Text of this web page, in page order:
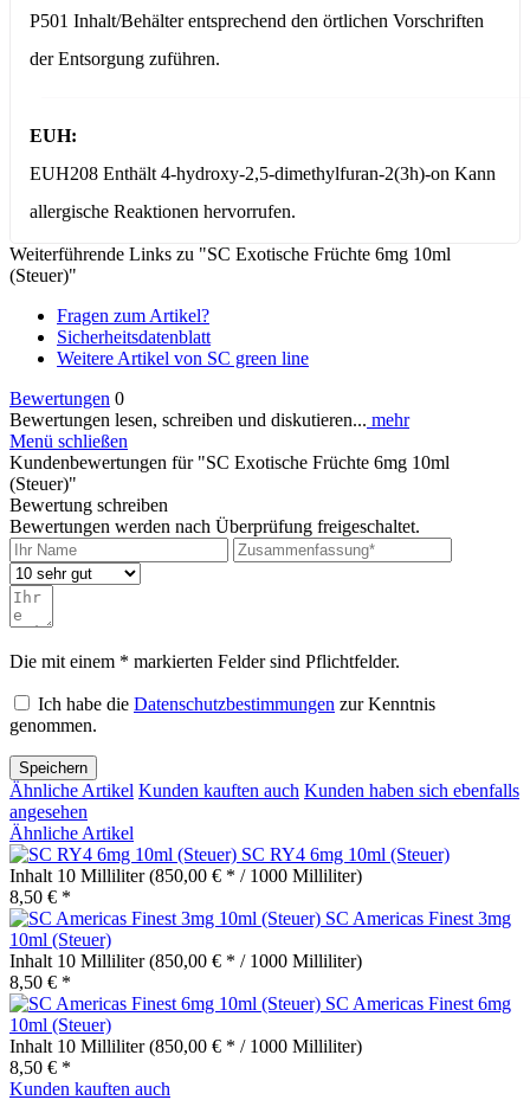
P501 Inhalt/Behälter entsprechend den örtlichen Vorschriften
der Entsorgung zuführen.
EUH:
EUH208 Enthält 4-hydroxy-2,5-dimethylfuran-2(3h)-on Kann
allergische Reaktionen hervorrufen.
Weiterführende Links zu "SC Exotische Früchte 6mg 10ml
(Steuer)"
Fragen zum Artikel?
Sicherheitsdatenblatt
Weitere Artikel von SC green line
Bewertungen 0
Bewertungen lesen, schreiben und diskutieren... mehr
Menü schließen
Kundenbewertungen für "SC Exotische Früchte 6mg 10ml
(Steuer)"
Bewertung schreiben
Bewertungen werden nach Überprüfung freigeschaltet.
Die mit einem * markierten Felder sind Pflichtfelder.
Ich habe die Datenschutzbestimmungen zur Kenntnis
genommen.
Speichern
Ähnliche Artikel Kunden kauften auch Kunden haben sich ebenfalls
angesehen
Ähnliche Artikel
SC RY4 6mg 10ml (Steuer)
Inhalt 10 Milliliter(850,00 € * / 1000 Milliliter)
8,50 € *
SC Americas Finest 3mg
10ml (Steuer)
Inhalt 10 Milliliter(850,00 € * / 1000 Milliliter)
8,50 € *
SC Americas Finest 6mg
10ml (Steuer)
Inhalt 10 Milliliter(850,00 € * / 1000 Milliliter)
8,50 € *
Kunden kauften auch